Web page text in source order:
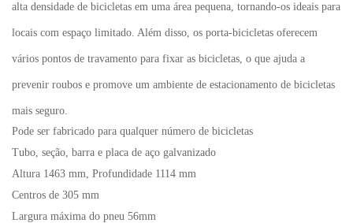
alta densidade de bicicletas em uma área pequena, tornando-os ideais para
locais com espaço limitado. Além disso, os porta-bicicletas oferecem
vários pontos de travamento para fixar as bicicletas, o que ajuda a
prevenir roubos e promove um ambiente de estacionamento de bicicletas
mais seguro.
Pode ser fabricado para qualquer número de bicicletas
Tubo, seção, barra e placa de aço galvanizado
Altura 1463 mm, Profundidade 1114 mm
Centros de 305 mm
Largura máxima do pneu 56mm